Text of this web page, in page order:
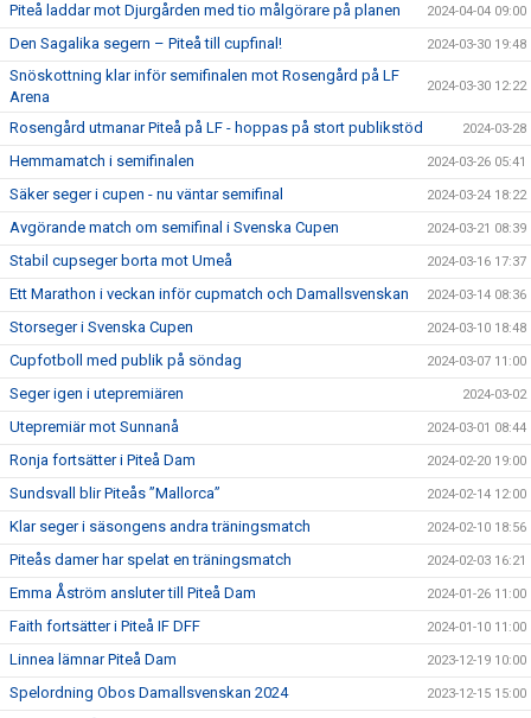
Piteå laddar mot Djurgården med tio målgörare på planen 2024-04-04 09:00
Den Sagalika segern – Piteå till cupfinal! 2024-03-30 19:48
Snöskottning klar inför semifinalen mot Rosengård på LF
Arena
2024-03-30 12:22
Rosengård utmanar Piteå på LF - hoppas på stort publikstöd 2024-03-28
Hemmamatch i semifinalen 2024-03-26 05:41
Säker seger i cupen - nu väntar semifinal 2024-03-24 18:22
Avgörande match om semifinal i Svenska Cupen 2024-03-21 08:39
Stabil cupseger borta mot Umeå 2024-03-16 17:37
Ett Marathon i veckan inför cupmatch och Damallsvenskan 2024-03-14 08:36
Storseger i Svenska Cupen 2024-03-10 18:48
Cupfotboll med publik på söndag 2024-03-07 11:00
Seger igen i utepremiären 2024-03-02
Utepremiär mot Sunnanå 2024-03-01 08:44
Ronja fortsätter i Piteå Dam 2024-02-20 19:00
Sundsvall blir Piteås ”Mallorca” 2024-02-14 12:00
Klar seger i säsongens andra träningsmatch 2024-02-10 18:56
Piteås damer har spelat en träningsmatch 2024-02-03 16:21
Emma Åström ansluter till Piteå Dam 2024-01-26 11:00
Faith fortsätter i Piteå IF DFF 2024-01-10 11:00
Linnea lämnar Piteå Dam 2023-12-19 10:00
Spelordning Obos Damallsvenskan 2024 2023-12-15 15:00